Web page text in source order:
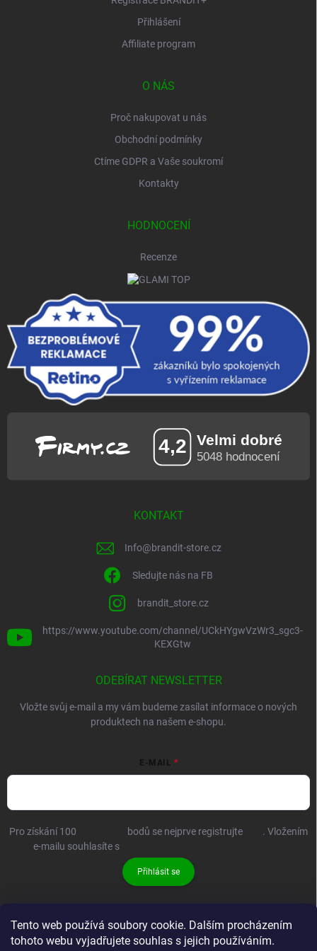
Tento web používá soubory cookie. Dalším procházením
tohoto webu vyjadřujete souhlas s jejich používáním.
Přihlášení
Affiliate program
O NÁS
Proč nakupovat u nás
Obchodní podmínky
Ctíme GDPR a Vaše soukromí
Kontakty
HODNOCENÍ
Recenze
KONTAKT
Info@brandit-store.cz
Sledujte nás na FB
brandit_store.cz
https://www.youtube.com/channel/UCkHYgwVzWr3_sgc3-
KEXGtw
ODEBÍRAT NEWSLETTER
Vložte svůj e-mail a my vám budeme zasílat informace o nových
produktech na našem e-shopu.
E-MAIL
Pro získání 100 bodů se nejprve registrujte
. Vložením
e-mailu souhlasíte s
Přihlásit se